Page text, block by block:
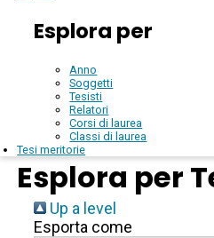
Esplora per
Anno
Soggetti
Tesisti
Relatori
Corsi di laurea
Classi di laurea
Tesi meritorie
Esplora per
Up a level
Esporta come